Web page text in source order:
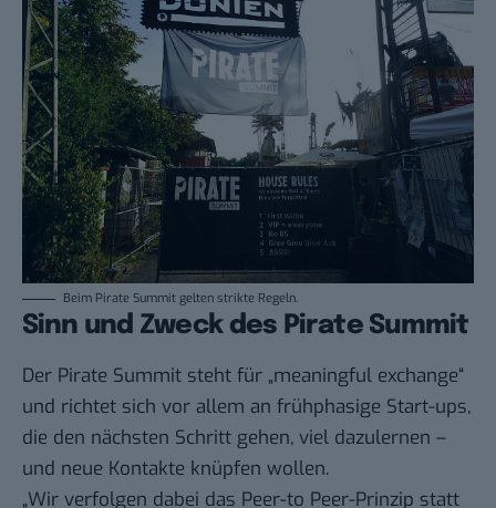
Beim Pirate Summit gelten strikte Regeln.
Sinn und Zweck des Pirate Summit
Der Pirate Summit steht für „meaningful exchange“
und richtet sich vor allem an frühphasige Start-ups,
die den nächsten Schritt gehen, viel dazulernen –
und neue Kontakte knüpfen wollen.
„Wir verfolgen dabei das Peer-to Peer-Prinzip statt